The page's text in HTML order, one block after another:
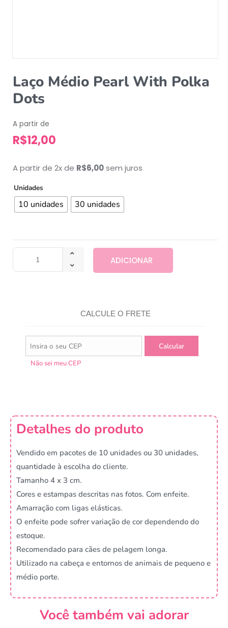
Laço Médio Pearl With Polka
Dots
A partir de
R$12,00
A partir de 2x de R$6,00sem juros
Unidades
10 unidades 30 unidades
ADICIONAR
CALCULE O FRETE
Não sei meu CEP
Detalhes do produto
Vendido em pacotes de 10 unidades ou 30 unidades,
quantidade à escolha do cliente.
Tamanho 4 x 3 cm.
Cores e estampas descritas nas fotos. Com enfeite.
Amarração com ligas elásticas.
O enfeite pode sofrer variação de cor dependendo do
estoque.
Recomendado para cães de pelagem longa.
Utilizado na cabeça e entornos de animais de pequeno e
médio porte.
Você também vai adorar